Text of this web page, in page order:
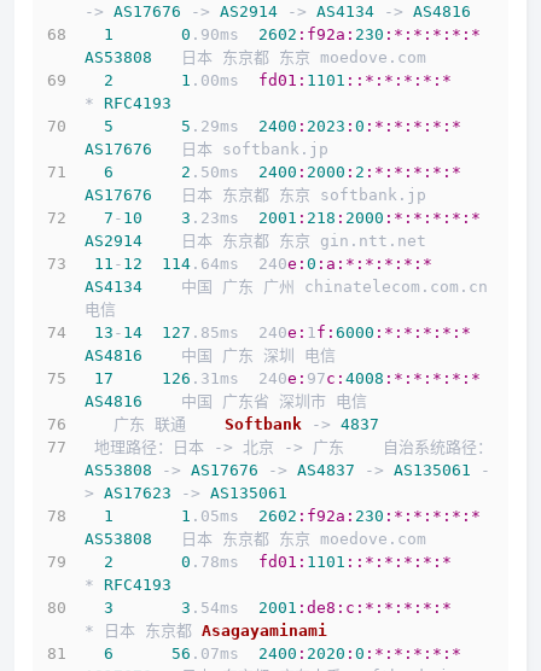
-> AS17676 -> AS2914 -> AS4134 -> AS4816
1
0 .90ms 2602 :f92a : 230 :* :* :* :* :*
AS53808
   日本 东京都 东京 moedove.com
2
1 .00ms fd01: 1101 : :* :* :* :* :*
* RFC4193
5
5 .29ms 2400 : 2023 : 0 :* :* :* :* :*
AS17676
   日本 softbank.jp
6
2 .50ms 2400 : 2000 : 2 :* :* :* :* :*
AS17676
   日本 东京都 东京 softbank.jp
7 - 10 3 .23ms 2001 : 218 : 2000 :* :* :* :* :*
AS2914
    日本 东京都 东京 gin.ntt.net
11 - 12 114 .64ms  240e: 0 :a :* :* :* :* :*
AS4134
    中国 广东 广州 chinatelecom.com.cn
电信
13 - 14 127 .85ms  240e: 1f: 6000 :* :* :* :* :*
AS4816
    中国 广东 深圳 电信
17
126 .31ms  240e: 97c: 4008 :* :* :* :* :*
AS4816
    中国 广东省 深圳市 电信
   广东 联通
Softbank -> 4837
地理路径：日本 -> 北京 -> 广东    自治系统路径：
AS53808 -> AS17676 -> AS4837 -> AS135061 -
> AS17623 -> AS135061
1
1 .05ms 2602 :f92a : 230 :* :* :* :* :*
AS53808
   日本 东京都 东京 moedove.com
2
0 .78ms fd01: 1101 : :* :* :* :* :*
* RFC4193
3
3 .54ms 2001 :de8 :c :* :* :* :* :*
* 日本 东京都 Asagayaminami
6
56 .07ms 2400 : 2020 : 0 :* :* :* :* :*